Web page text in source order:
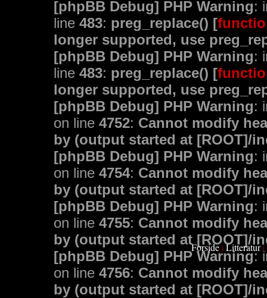
[phpBB Debug] PHP Warning:
line 483: preg_replace() [
longer supported, use
[phpBB Debug] PHP Warning:
line 483: preg_replace() [
longer supported, use
[phpBB Debug] PHP Warning:
on line 4752: Cannot modify
by (output started at [ROOT]/
[phpBB Debug] PHP Warning:
on line 4754: Cannot modify
by (output started at [ROOT]/
[phpBB Debug] PHP Warning:
on line 4755: Cannot modify
by (output started at [ROOT]/
[phpBB Debug] PHP Warning:
on line 4756: Cannot modify
by (output started at [ROOT]/
Forside | Litteratur |